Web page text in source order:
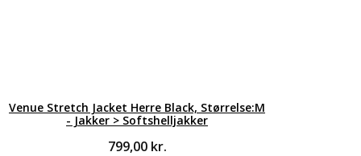
Venue Stretch Jacket Herre Black, Størrelse:M
- Jakker > Softshelljakker
799,00 kr.